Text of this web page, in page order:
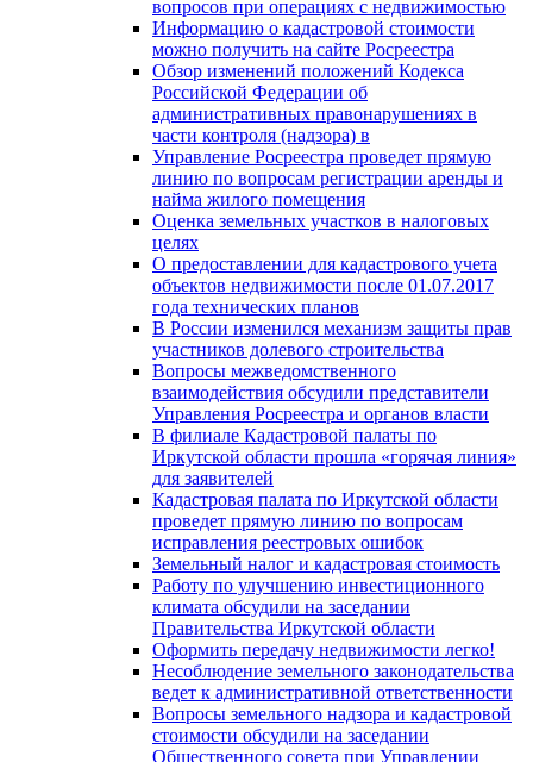
вопросов при операциях с недвижимостью
Информацию о кадастровой стоимости
можно получить на сайте Росреестра
Обзор изменений положений Кодекса
Российской Федерации об
административных правонарушениях в
части контроля (надзора) в
Управление Росреестра проведет прямую
линию по вопросам регистрации аренды и
найма жилого помещения
Оценка земельных участков в налоговых
целях
О предоставлении для кадастрового учета
объектов недвижимости после 01.07.2017
года технических планов
В России изменился механизм защиты прав
участников долевого строительства
Вопросы межведомственного
взаимодействия обсудили представители
Управления Росреестра и органов власти
В филиале Кадастровой палаты по
Иркутской области прошла «горячая линия»
для заявителей
Кадастровая палата по Иркутской области
проведет прямую линию по вопросам
исправления реестровых ошибок
Земельный налог и кадастровая стоимость
Работу по улучшению инвестиционного
климата обсудили на заседании
Правительства Иркутской области
Оформить передачу недвижимости легко!
Несоблюдение земельного законодательства
ведет к административной ответственности
Вопросы земельного надзора и кадастровой
стоимости обсудили на заседании
Общественного совета при Управлении